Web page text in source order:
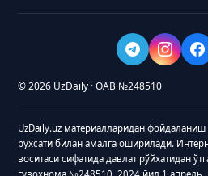
© 2026 UzDaily · ОАВ №248510
UzDaily.uz материалларидан фойдаланиш
рухсати билан амалга оширилади.
воситаси сифатида давлат рўйхатидан